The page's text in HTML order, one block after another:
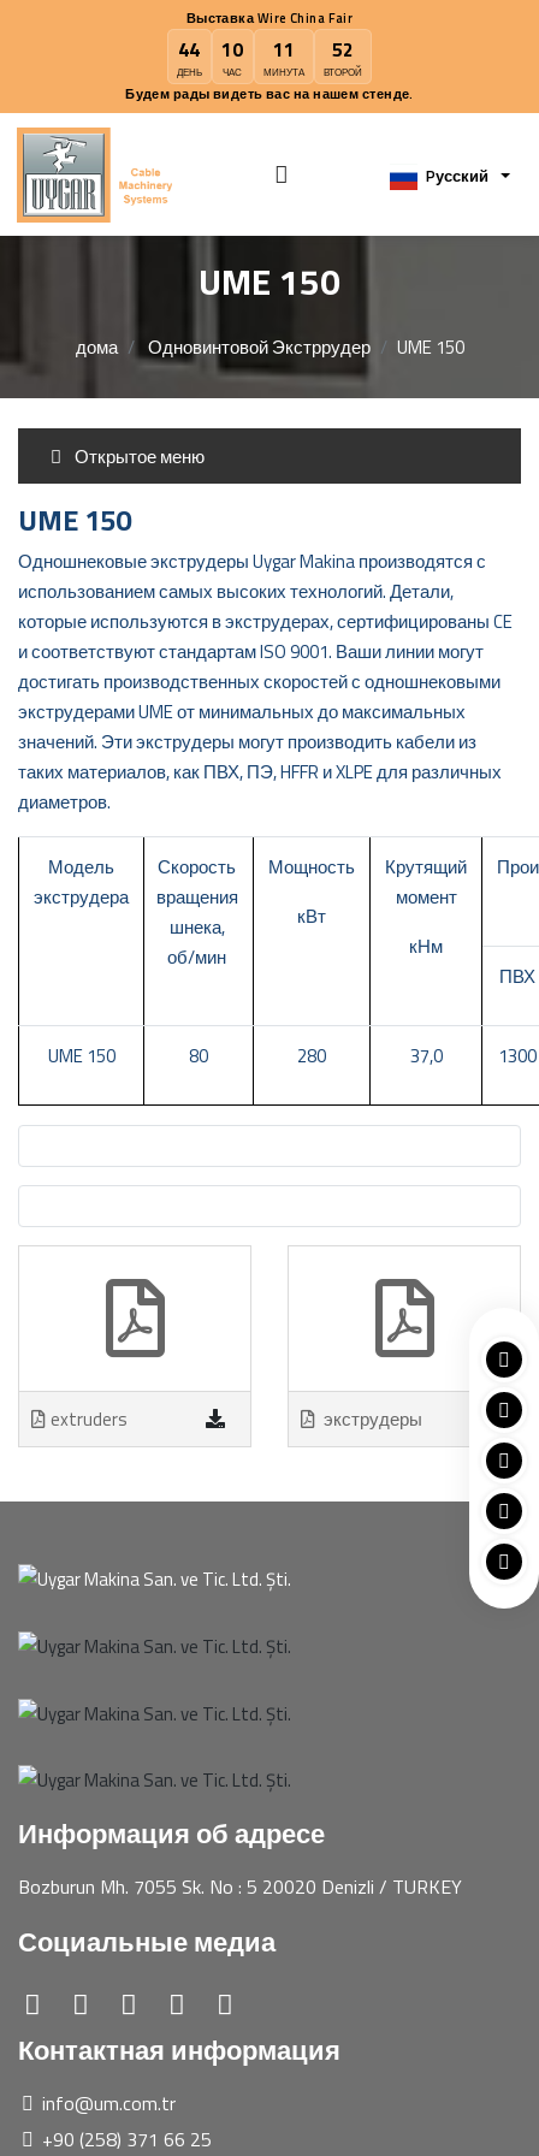
Выставка Wire China Fair
44
ДЕНЬ
10
ЧАС
11
МИНУТА ВТОРОЙ
Будем рады видеть вас на нашем стенде.
UME 150
дома Одновинтовой Экстррудер UME 150
Открытое меню
UME 150
Одношнековые экструдеры Uygar Makina производятся с
использованием самых высоких технологий. Детали,
которые используются в экструдерах, сертифицированы CE
и соответствуют стандартам ISO 9001. Ваши линии могут
достигать производственных скоростей с одношнековыми
экструдерами UME от минимальных до максимальных
значений. Эти экструдеры могут производить кабели из
таких материалов, как ПВХ, ПЭ, HFFR и XLPE для различных
диаметров.
Модель
экструдера
Скорость
вращения
шнека,
об/мин
Мощность
кВт
Крутящий
момент
кНм
ПВХ
UME 150 80 280 37,0 1300
extruders экструдеры
Информация об адресе
Bozburun Mh. 7055 Sk. No : 5 20020 Denizli / TURKEY
Социальные медиа
Контактная информация
info@um.com.tr
+90 (258) 371 66 25